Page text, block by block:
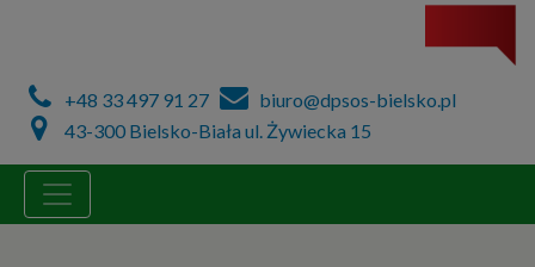
+48 33 497 91 27
biuro@dpsos-bielsko.pl
43-300 Bielsko-Biała ul. Żywiecka 15